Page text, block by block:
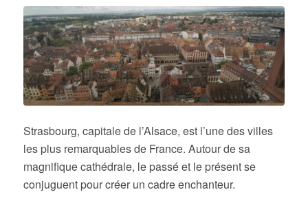
Strasbourg, capitale de l’Alsace, est l’une des villes
les plus remarquables de France. Autour de sa
magnifique cathédrale, le passé et le présent se
conjuguent pour créer un cadre enchanteur.